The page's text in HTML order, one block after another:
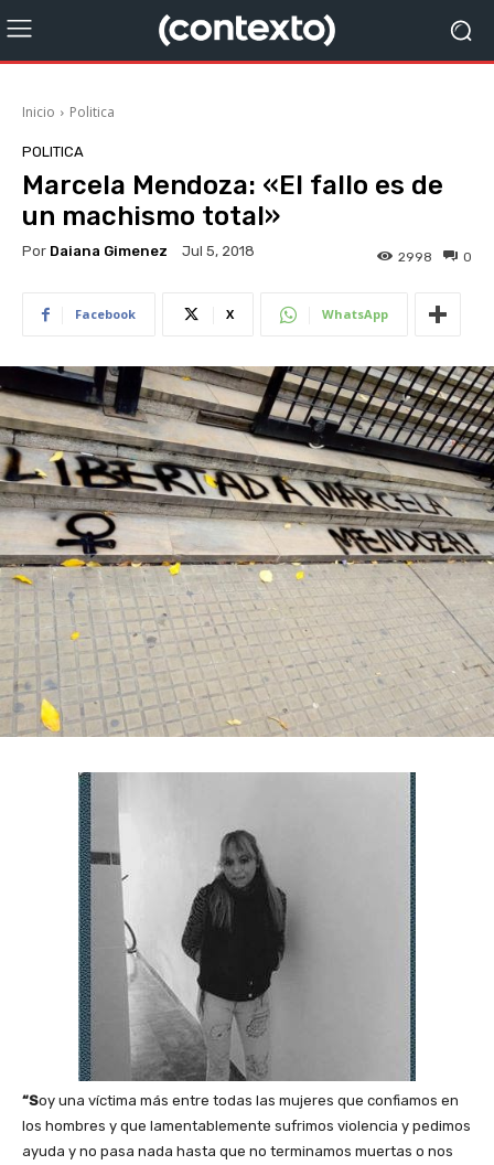
Inicio Politica
POLITICA
Marcela Mendoza: «El fallo es de
un machismo total»
Por Daiana Gimenez Jul 5, 2018 0
2998
Facebook X WhatsApp
“Soy una víctima más entre todas las mujeres que confiamos en
los hombres y que lamentablemente sufrimos violencia y pedimos
ayuda y no pasa nada hasta que no terminamos muertas o nos